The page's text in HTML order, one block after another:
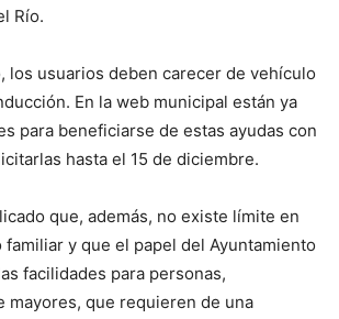
Río.
los usuarios deben carecer de vehículo
En la web municipal están ya
para beneficiarse de estas ayudas con
hasta el 15 de diciembre.
que, además, no existe límite en
familiar y que el papel del Ayuntamiento
facilidades para personas,
mayores, que requieren de una